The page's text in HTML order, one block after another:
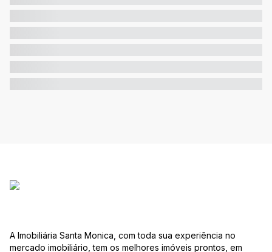
A Imobiliária Santa Monica, com toda sua experiência no
mercado imobiliário, tem os melhores imóveis prontos, em